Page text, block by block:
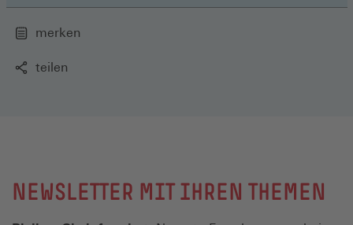
merken
teilen
NEWSLETTER MIT IHREN THEMEN